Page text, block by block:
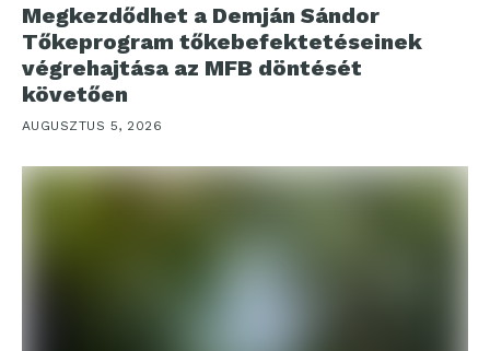
Megkezdődhet a Demján Sándor
Tőkeprogram tőkebefektetéseinek
végrehajtása az MFB döntését
követően
AUGUSZTUS 5, 2026